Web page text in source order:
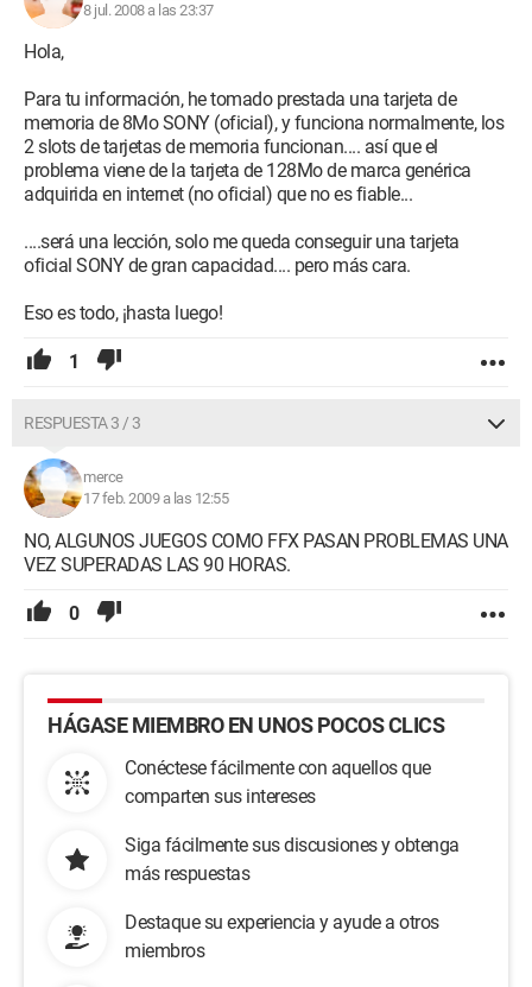
8 jul. 2008 a las 23:37
Hola,
Para tu información, he tomado prestada una tarjeta de
memoria de 8Mo SONY (oficial), y funciona normalmente, los
2 slots de tarjetas de memoria funcionan.... así que el
problema viene de la tarjeta de 128Mo de marca genérica
adquirida en internet (no oficial) que no es fiable...
....será una lección, solo me queda conseguir una tarjeta
oficial SONY de gran capacidad.... pero más cara.
Eso es todo, ¡hasta luego!
1
RESPUESTA 3 / 3
merce
17 feb. 2009 a las 12:55
NO, ALGUNOS JUEGOS COMO FFX PASAN PROBLEMAS UNA
VEZ SUPERADAS LAS 90 HORAS.
0
HÁGASE MIEMBRO EN UNOS POCOS CLICS
Conéctese fácilmente con aquellos que
comparten sus intereses
Siga fácilmente sus discusiones y obtenga
más respuestas
Destaque su experiencia y ayude a otros
miembros